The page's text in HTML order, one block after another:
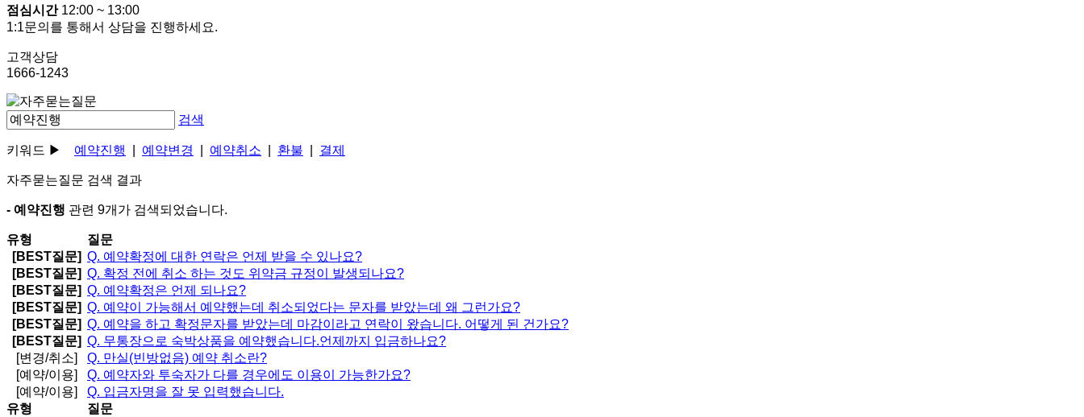
점심시간12:00 ~ 13:00
1:1문의를 통해서 상담을 진행하세요.
고객상담
1666-1243
검색
키워드 ▶ 예약진행 예약변경 예약취소 환불 결제
자주묻는질문 검색 결과
- 예약진행 관련 9개 가 검색되었습니다.
유형
질문
[BEST질문] Q. 예약확정에 대한 연락은 언제 받을 수 있나요?
[BEST질문] Q. 확정 전에 취소 하는 것도 위약금 규정이 발생되나요?
[BEST질문] Q. 예약확정은 언제 되나요?
[BEST질문] Q. 예약이 가능해서 예약했는데 취소되었다는 문자를 받았는데 왜 그런가요?
[BEST질문] Q. 예약을 하고 확정문자를 받았는데 마감이라고 연락이 왔습니다. 어떻게 된 건가요?
[BEST질문] Q. 무통장으로 숙박상품을 예약했습니다.언제까지 입금하나요?
[변경/취소]
Q. 만실(빈방없음) 예약 취소란?
[예약/이용]
Q. 예약자와 투숙자가 다를 경우에도 이용이 가능한가요?
[예약/이용]
Q. 입금자명을 잘 못 입력했습니다.
유형
질문